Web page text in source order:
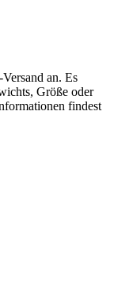
an. Es
Größe oder
findest